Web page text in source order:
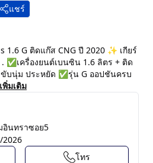
แชร์
1.6 G ติดแก๊ส CNG ปี 2020 ✨ เกียร์
✅เครื่องยนต์เบนซิน 1.6 ลิตร + ติด
ขับนุ่ม ประหยัด ✅รุ่น G ออปชันครบ
พิ่มเติม
อินทราซอย5
2026
โทร